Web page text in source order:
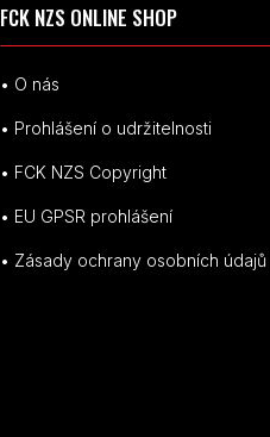
FCK NZS ONLINE SHOP
• O nás
• Prohlášení o udržitelnosti
• FCK NZS Copyright
• EU GPSR prohlášení
• Zásady ochrany osobních údajů